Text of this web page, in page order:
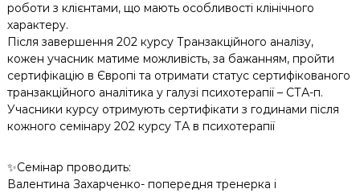
роботи з клієнтами, що мають особливості клінічного
характеру.
Після завершення 202 курсу Транзакційного аналізу,
кожен учасник матиме можливість, за бажанням, пройти
сертифікацію в Європі та отримати статус сертифікованого
транзакційного аналітика у галузі психотерапії – СТА-п.
Учасники курсу отримують сертифікати з годинами після
кожного семінару 202 курсу ТА в психотерапії
✨Семінар проводить:
Валентина Захарченко- попередня тренерка і